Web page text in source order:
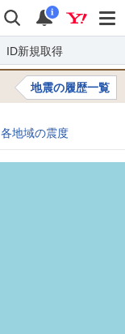
検索 通知
i
ID新規取得
地震の履歴一覧
各地域の震度